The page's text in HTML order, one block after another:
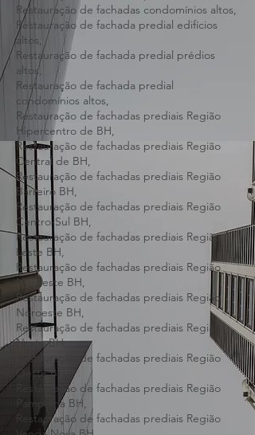
Restauração de fachadas edifícios altos,
Restauração de fachadas prédios altos,
Restauração de fachadas condomínios altos,
Restauração de fachada predial edifícios
altos,
Restauração de fachada predial prédios
altos,
Restauração de fachada predial
condomínios altos,
Restauração de fachadas prediais Região
Hipercentro de BH,
Restauração de fachadas prediais Região
Central de BH,
Restauração de fachadas prediais Região
Barreiro BH,
Restauração de fachadas prediais Região
Centro-Sul BH,
Restauração de fachadas prediais Região
Leste BH,
Restauração de fachadas prediais Região
Nordeste BH,
Restauração de fachadas prediais Região
Noroeste BH,
Restauração de fachadas prediais Região
Norte BH,
Restauração de fachadas prediais Região
Oeste BH,
Restauração de fachadas prediais Região
Pampulha BH,